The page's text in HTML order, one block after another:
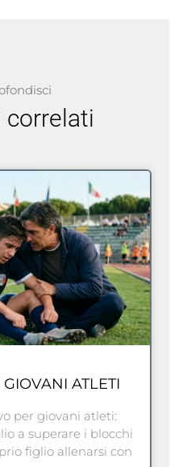
ATLETI
per giovani atleti:
a superare i blocchi
figlio allenarsi con